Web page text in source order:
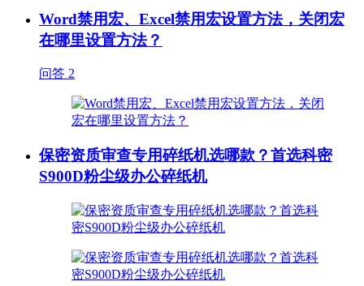
Word禁用宏、Excel禁用宏设置方法，关闭宏
在哪里设置方法？
问答 2
保密资质审查专用碎纸机选哪款？首选科密
S900D粉尘级办公碎纸机